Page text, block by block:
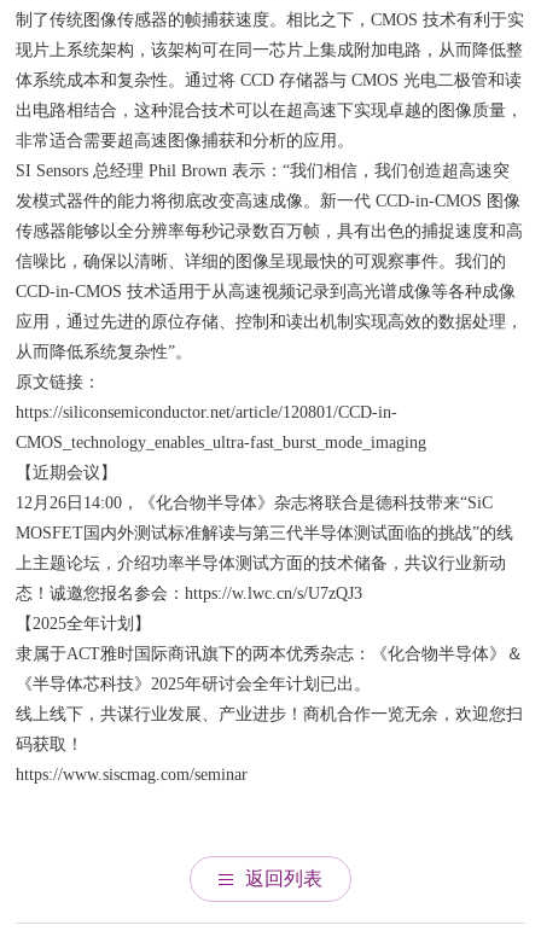
制了传统图像传感器的帧捕获速度。相比之下，CMOS 技术有利于实
现片上系统架构，该架构可在同一芯片上集成附加电路，从而降低整
体系统成本和复杂性。通过将 CCD 存储器与 CMOS 光电二极管和读
出电路相结合，这种混合技术可以在超高速下实现卓越的图像质量，
非常适合需要超高速图像捕获和分析的应用。
SI Sensors 总经理 Phil Brown 表示：“我们相信，我们创造超高速突
发模式器件的能力将彻底改变高速成像。新一代 CCD-in-CMOS 图像
传感器能够以全分辨率每秒记录数百万帧，具有出色的捕捉速度和高
信噪比，确保以清晰、详细的图像呈现最快的可观察事件。我们的
CCD-in-CMOS 技术适用于从高速视频记录到高光谱成像等各种成像
应用，通过先进的原位存储、控制和读出机制实现高效的数据处理，
从而降低系统复杂性”。
原文链接：
https://siliconsemiconductor.net/article/120801/CCD-in-
CMOS_technology_enables_ultra-fast_burst_mode_imaging
【近期会议】
12月26日14:00，《化合物半导体》杂志将联合是德科技带来“SiC
MOSFET国内外测试标准解读与第三代半导体测试面临的挑战”的线
上主题论坛，介绍功率半导体测试方面的技术储备，共议行业新动
态！诚邀您报名参会：https://w.lwc.cn/s/U7zQJ3
【2025全年计划】
隶属于ACT雅时国际商讯旗下的两本优秀杂志：《化合物半导体》＆
《半导体芯科技》2025年研讨会全年计划已出。
线上线下，共谋行业发展、产业进步！商机合作一览无余，欢迎您扫
码获取！
https://www.siscmag.com/seminar
返回列表